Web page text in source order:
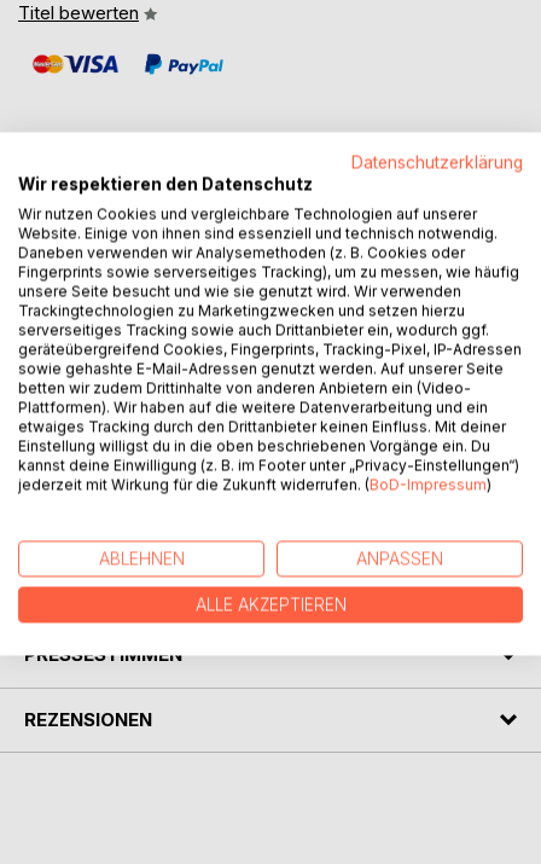
Titel bewerten
BESCHREIBUNG
Schreibt eure Geschichte für dieses Buch. Verschafft uns
Gehör, wir sind Millionen. Und überzeugt die Jungen sich
für uns einzusetzen, sie sind die künftigen Alten. Schreibt,
wie es wirklich ist, zu l e b e n und doch auf Hilfe
angewiesen zu sein. Lasst dieses Buch anschwellen auf
viele Seiten, bis wir a l l e begreifen, was in unserem Land
auf uns zukommt, wenn viele einsam sterben, weil es zu
wenige Helfer gibt.
Noch können wir das ändern! Andere Länder haben es
längst geändert.
AUTOR/IN
PRESSESTIMMEN
REZENSIONEN
Datenschutzerklärung
Wir respektieren den Datenschutz
Wir nutzen Cookies und vergleichbare Technologien auf unserer
Website. Einige von ihnen sind essenziell und technisch notwendig.
Daneben verwenden wir Analysemethoden (z. B. Cookies oder
Fingerprints sowie serverseitiges Tracking), um zu messen, wie häufig
unsere Seite besucht und wie sie genutzt wird. Wir verwenden
Trackingtechnologien zu Marketingzwecken und setzen hierzu
serverseitiges Tracking sowie auch Drittanbieter ein, wodurch ggf.
geräteübergreifend Cookies, Fingerprints, Tracking-Pixel, IP-Adressen
sowie gehashte E-Mail-Adressen genutzt werden. Auf unserer Seite
betten wir zudem Drittinhalte von anderen Anbietern ein (Video-
Plattformen). Wir haben auf die weitere Datenverarbeitung und ein
etwaiges Tracking durch den Drittanbieter keinen Einfluss. Mit deiner
Einstellung willigst du in die oben beschriebenen Vorgänge ein. Du
kannst deine Einwilligung (z. B. im Footer unter „Privacy-Einstellungen“)
jederzeit mit Wirkung für die Zukunft widerrufen. (BoD-Impressum)
ABLEHNEN ANPASSEN
ALLE AKZEPTIEREN